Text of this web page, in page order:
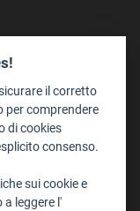
il corretto
per comprendere
di cookies
consenso.
sui cookie e
leggere l'